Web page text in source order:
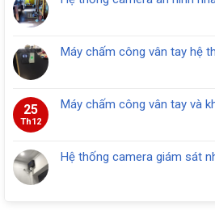
Máy chấm công vân tay hệ
25
Th12
Máy chấm công vân tay và
Hệ thống camera giám sát